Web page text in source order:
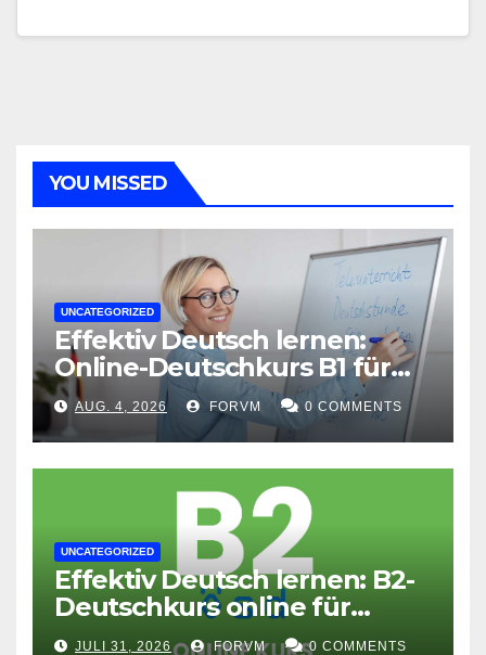
YOU MISSED
UNCATEGORIZED
Effektiv Deutsch lernen:
Online-Deutschkurs B1 für
flexible Lernerfolge
AUG. 4, 2026 FORVM 0 COMMENTS
UNCATEGORIZED
Effektiv Deutsch lernen: B2-
Deutschkurs online für
Fortgeschrittene
JULI 31, 2026 FORVM 0 COMMENTS